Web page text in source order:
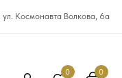
ул. Космонавта Волкова, 6а
0 0